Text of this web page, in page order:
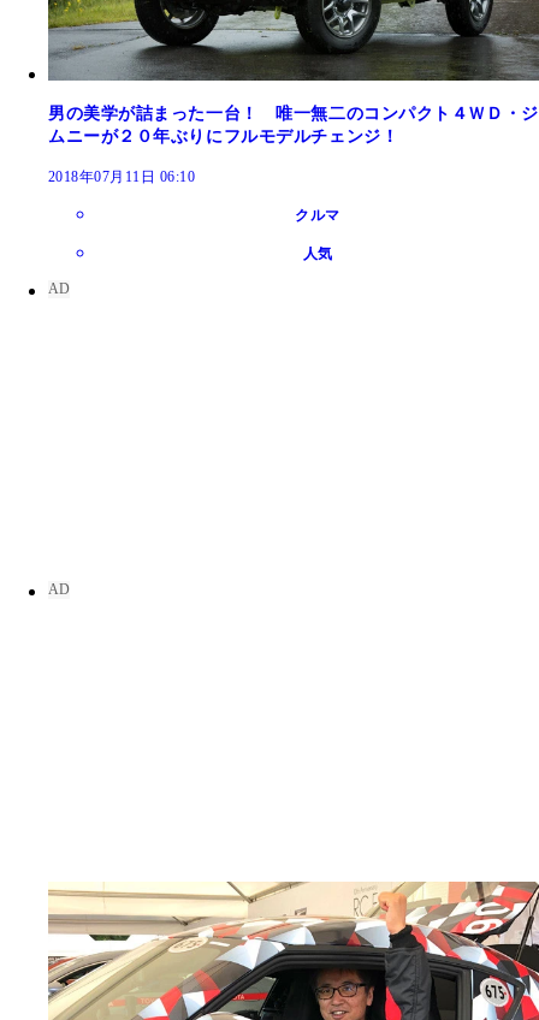
男の美学が詰まった一台！ 唯一無二のコンパクト４ＷＤ・ジ
ムニーが２０年ぶりにフルモデルチェンジ！
2018年07月11日 06:10
クルマ
人気